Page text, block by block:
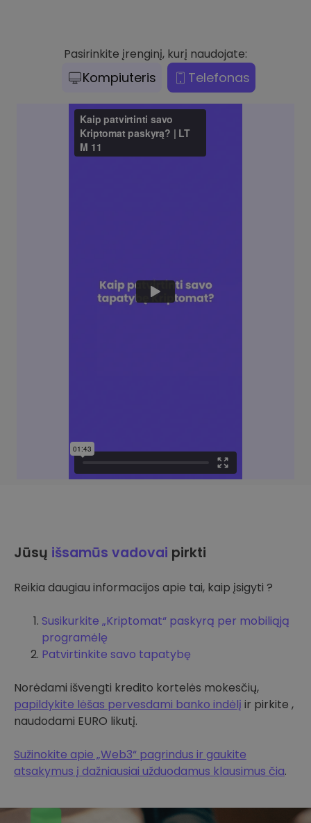
Pasirinkite įrenginį, kurį naudojate:
Kompiuteris Telefonas
Jūsų išsamūs vadovai pirkti
Reikia daugiau informacijos apie tai, kaip įsigyti ?
Susikurkite „Kriptomat“ paskyrą per mobiliąją
programėlę
Patvirtinkite savo tapatybę
Norėdami išvengti kredito kortelės mokesčių,
papildykite lėšas pervesdami banko indėlį ir pirkite ,
naudodami EURO likutį.
Sužinokite apie „Web3“ pagrindus ir gaukite
atsakymus į dažniausiai užduodamus klausimus čia.